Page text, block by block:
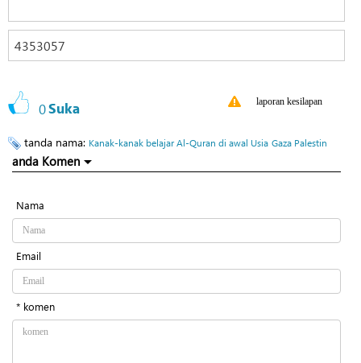
4353057
0Suka laporan kesilapan
tanda nama: Kanak-kanak belajar Al-Quran di awal Usia Gaza Palestin
anda Komen
Nama
Email
* komen